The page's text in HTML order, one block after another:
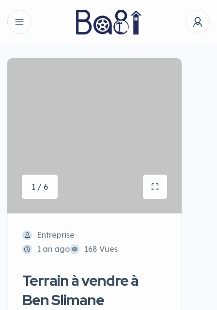
1 / 6
Entreprise
1 an ago
168 Vues
Terrain à vendre à
Ben Slimane